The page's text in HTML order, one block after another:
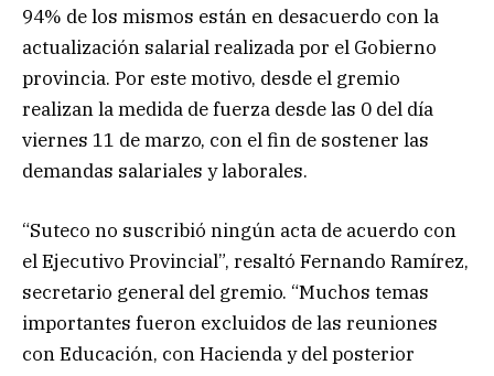
94% de los mismos están en desacuerdo con la
actualización salarial realizada por el Gobierno
provincia. Por este motivo, desde el gremio
realizan la medida de fuerza desde las 0 del día
viernes 11 de marzo, con el fin de sostener las
demandas salariales y laborales.
“Suteco no suscribió ningún acta de acuerdo con
el Ejecutivo Provincial”, resaltó Fernando Ramírez,
secretario general del gremio. “Muchos temas
importantes fueron excluidos de las reuniones
con Educación, con Hacienda y del posterior